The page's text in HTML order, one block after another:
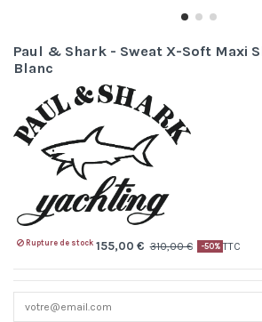
Paul & Shark - Sweat X-Soft Maxi
Blanc
Rupture de stock 155,00 € 310,00 € -50% TTC